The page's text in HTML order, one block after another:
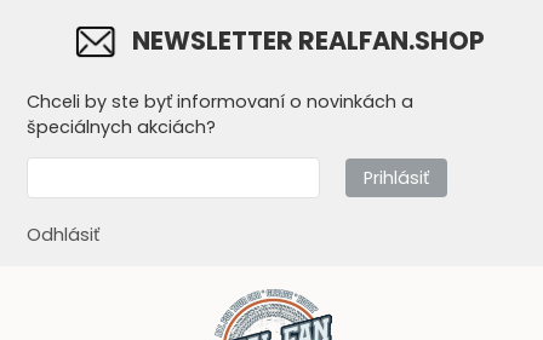
NEWSLETTER REALFAN.SHOP
Chceli by ste byť informovaní o novinkách a
špeciálnych akciách?
Prihlásiť
Odhlásiť